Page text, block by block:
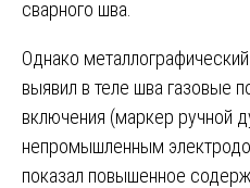
сварного шва.
Однако
выявил в теле шва газовые
включения (маркер ручной
непромышленным
показал повышенное